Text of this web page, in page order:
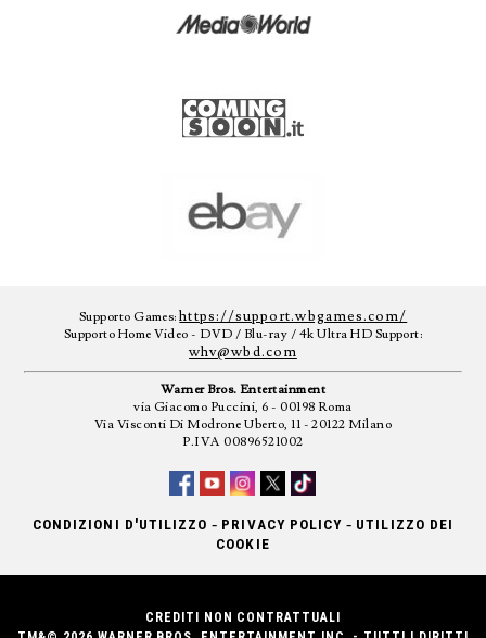
Supporto Games:https://support.wbgames.com/
Supporto Home Video - DVD / Blu-ray / 4k Ultra HD Support:
whv@wbd.com
Warner Bros. Entertainment
via Giacomo Puccini, 6 - 00198 Roma
Via Visconti Di Modrone Uberto, 11 - 20122 Milano
P.IVA 00896521002
CONDIZIONI D'UTILIZZO - PRIVACY POLICY - UTILIZZO DEI
COOKIE
CREDITI NON CONTRATTUALI